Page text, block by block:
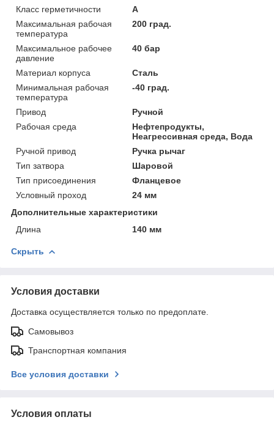
Класс герметичности
А
Максимальная рабочая
температура
200 град.
Максимальное рабочее
давление
40 бар
Материал корпуса
Сталь
Минимальная рабочая
температура
-40 град.
Привод
Ручной
Рабочая среда
Нефтепродукты,
Неагрессивная среда, Вода
Ручной привод
Ручка рычаг
Тип затвора
Шаровой
Тип присоединения
Фланцевое
Условный проход
24 мм
Дополнительные характеристики
Длина
140 мм
Скрыть
Условия доставки
Доставка осуществляется только по предоплате.
Самовывоз
Транспортная компания
Все условия доставки
Условия оплаты